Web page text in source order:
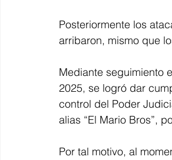
Posteriormente los
arribaron, mismo que
Mediante seguimiento
2025, se logró dar
control del Poder
alias “El Mario Bros”,
Por tal motivo, al